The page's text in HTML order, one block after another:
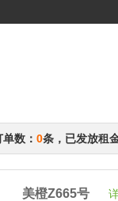
数： 0条，已发放租
美橙Z665号